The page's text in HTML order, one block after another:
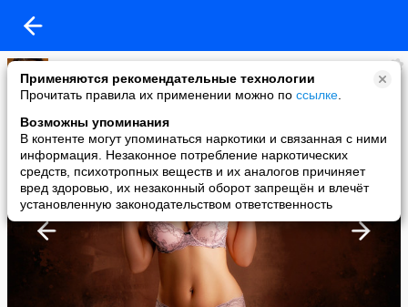
Применяются рекомендательные технологии
Прочитать правила их применении можно по ссылке
Возможны упоминания
В контенте могут упоминаться наркотики и связанная с ними
информация. Незаконное потребление наркотических
средств, психотропных веществ и их аналогов причиняет
вред здоровью, их незаконный оборот запрещён и влечёт
установленную законодательством ответственность
Имидж ничто
added a photo
11 May в 11:21